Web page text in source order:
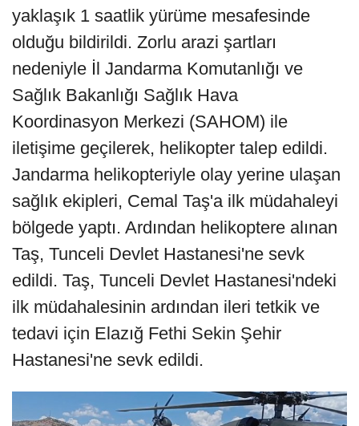
yaklaşık 1 saatlik yürüme mesafesinde
olduğu bildirildi. Zorlu arazi şartları
nedeniyle İl Jandarma Komutanlığı ve
Sağlık Bakanlığı Sağlık Hava
Koordinasyon Merkezi (SAHOM) ile
iletişime geçilerek, helikopter talep edildi.
Jandarma helikopteriyle olay yerine ulaşan
sağlık ekipleri, Cemal Taş'a ilk müdahaleyi
bölgede yaptı. Ardından helikoptere alınan
Taş, Tunceli Devlet Hastanesi'ne sevk
edildi. Taş, Tunceli Devlet Hastanesi'ndeki
ilk müdahalesinin ardından ileri tetkik ve
tedavi için Elazığ Fethi Sekin Şehir
Hastanesi'ne sevk edildi.